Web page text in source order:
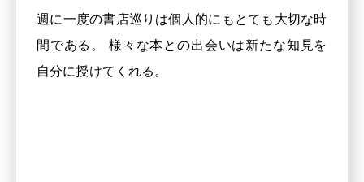
週に一度の書店巡りは個人的にもとても大切な時
間である。 様々な本との出会いは新たな知見を
自分に授けてくれる。